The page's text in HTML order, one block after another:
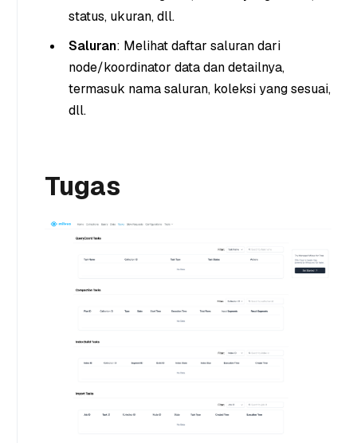
status, ukuran, dll.
Saluran: Melihat daftar saluran dari
node/koordinator data dan detailnya,
termasuk nama saluran, koleksi yang sesuai,
dll.
Tugas